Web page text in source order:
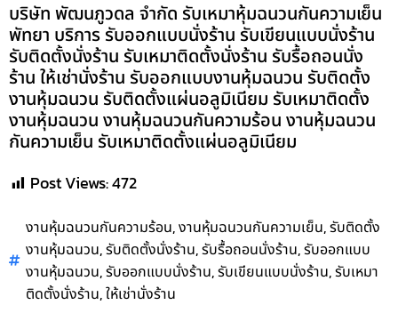
บริษัท พัฒนภูวดล จำกัด รับเหมาหุ้มฉนวนกันความเย็น
พัทยา บริการ รับออกแบบนั่งร้าน รับเขียนแบบนั่งร้าน
รับติดตั้งนั่งร้าน รับเหมาติดตั้งนั่งร้าน รับรื้อถอนนั่ง
ร้าน ให้เช่านั่งร้าน รับออกแบบงานหุ้มฉนวน รับติดตั้ง
งานหุ้มฉนวน รับติดตั้งแผ่นอลูมิเนียม รับเหมาติดตั้ง
งานหุ้มฉนวน งานหุ้มฉนวนกันความร้อน งานหุ้มฉนวน
กันความเย็น รับเหมาติดตั้งแผ่นอลูมิเนียม
Post Views:472
งานหุ้มฉนวนกันความร้อน,งานหุ้มฉนวนกันความเย็น,รับติดตั้ง
งานหุ้มฉนวน,รับติดตั้งนั่งร้าน,รับรื้อถอนนั่งร้าน,รับออกแบบ
งานหุ้มฉนวน,รับออกแบบนั่งร้าน,รับเขียนแบบนั่งร้าน,รับเหมา
ติดตั้งนั่งร้าน,ให้เช่านั่งร้าน